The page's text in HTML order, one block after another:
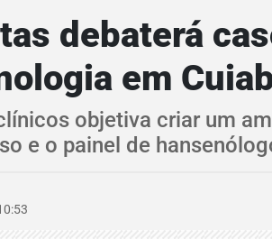
debaterá
em
objetiva criar um
e o painel de